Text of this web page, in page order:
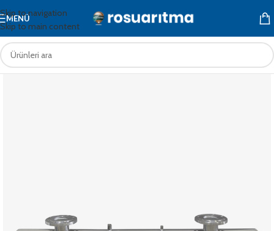
Skip to navigation
Skip to main content
MENÜ